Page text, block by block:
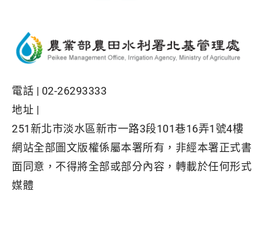
電話 | 02-26293333
地址 |
251新北市淡水區新市一路3段101巷16弄1號4樓
網站全部圖文版權係屬本署所有，非經本署正式書
面同意，不得將全部或部分內容，轉載於任何形式
媒體